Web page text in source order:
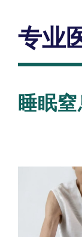
专业
睡眠窒